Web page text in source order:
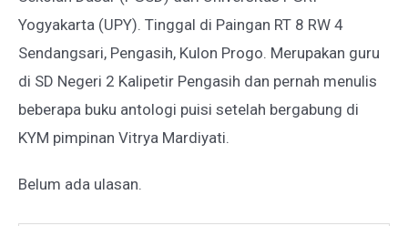
Yogyakarta (UPY). Tinggal di Paingan RT 8 RW 4
Sendangsari, Pengasih, Kulon Progo. Merupakan guru
di SD Negeri 2 Kalipetir Pengasih dan pernah menulis
beberapa buku antologi puisi setelah bergabung di
KYM pimpinan Vitrya Mardiyati.
Belum ada ulasan.